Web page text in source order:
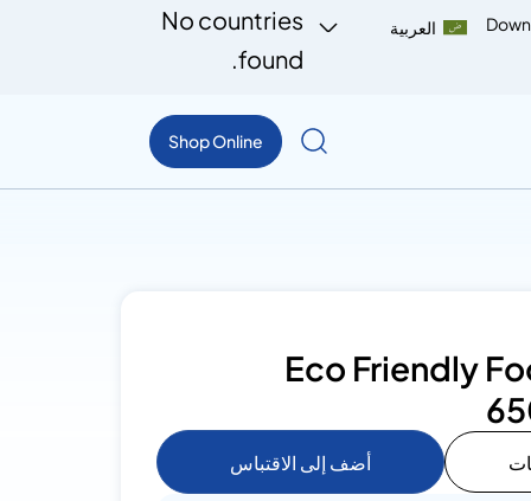
العربية
No countries
found.
Shop Online
Eco Friendly
أضف إلى الاقتباس